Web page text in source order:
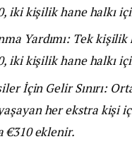
iki kişilik hane halkı
Yardımı: Tek
iki kişilik hane halkı
İçin Gelir Sınırı:
her ekstra kişi
€310 eklenir.